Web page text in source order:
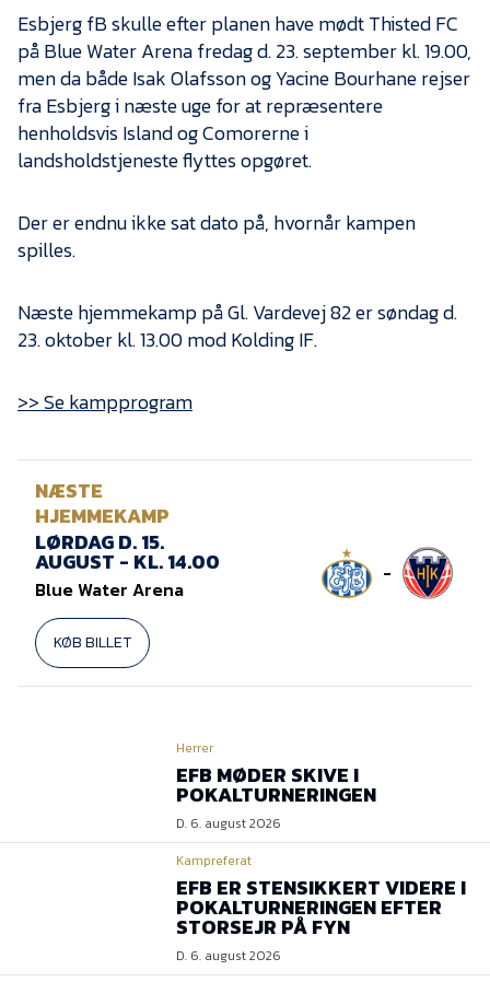
Blue Water Arena
Aktionærinformation
Kontakt
Job i EfB
Esbjerg fB skulle efter planen have mødt Thisted FC
på Blue Water Arena fredag d. 23. september kl. 19.00,
men da både Isak Olafsson og Yacine Bourhane rejser
fra Esbjerg i næste uge for at repræsentere
henholdsvis Island og Comorerne i
landsholdstjeneste flyttes opgøret.
Der er endnu ikke sat dato på, hvornår kampen
spilles.
Næste hjemmekamp på Gl. Vardevej 82 er søndag d.
23. oktober kl. 13.00 mod Kolding IF.
>> Se kampprogram
NÆSTE
HJEMMEKAMP
LØRDAG D. 15.
AUGUST - KL. 14.00
Blue Water Arena
KØB BILLET
-
Herrer
EFB MØDER SKIVE I
POKALTURNERINGEN
D. 6. august 2026
Kampreferat
EFB ER STENSIKKERT VIDERE I
POKALTURNERINGEN EFTER
STORSEJR PÅ FYN
D. 6. august 2026